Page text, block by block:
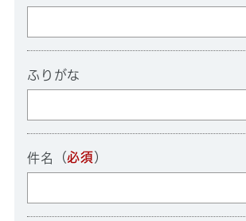
ふりがな
件名 （必須 ）